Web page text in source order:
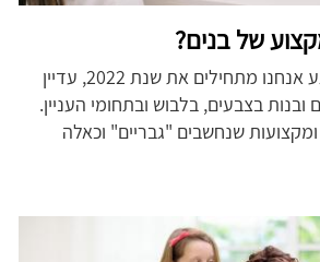
של בנים?
למרות שממש עוד רגע אנחנו מתחילים את שנת 2022, עדיין
ובנות בצבעים, בלבוש ובתחומי העניין.
ומקצועות שנחשבים "גבריים" וכאלה